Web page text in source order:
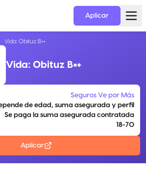
Aplicar
Vida: Obituz B×+
Vida: Obituz B×+
Seguros Ve por Más
de edad, suma asegurada y perfil
Se paga la suma asegurada contratada
18-70
Aplicar